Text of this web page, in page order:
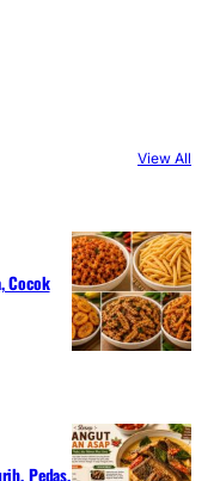
View All
Cocok
Pedas,